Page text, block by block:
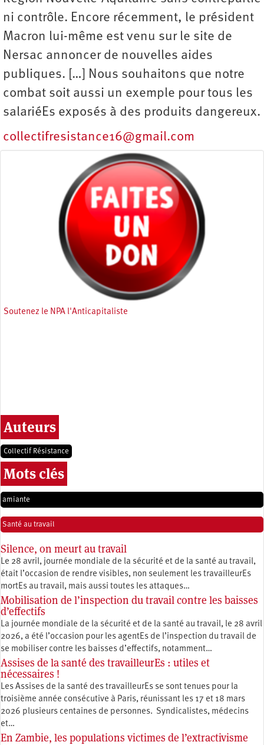
ni contrôle. Encore récemment, le président
Macron lui-même est venu sur le site de
Nersac annoncer de nouvelles aides
publiques. […] Nous souhaitons que notre
combat soit aussi un exemple pour tous les
salariéEs exposés à des produits dangereux.
collectifresistance16@gmail.com
Soutenez le NPA l'Anticapitaliste
Auteurs
Collectif Résistance
Mots clés
amiante
Santé au travail
Silence, on meurt au travail
Le 28 avril, journée mondiale de la sécurité et de la santé au travail,
était l’occasion de rendre visibles, non seulement les travailleurEs
mortEs au travail, mais aussi toutes les attaques…
Mobilisation de l’inspection du travail contre les baisses
d’effectifs
La journée mondiale de la sécurité et de la santé au travail, le 28 avril
2026, a été l’occasion pour les agentEs de l’inspection du travail de
se mobiliser contre les baisses d’effectifs, notamment…
Assises de la santé des travailleurEs : utiles et
nécessaires !
Les Assises de la santé des travailleurEs se sont tenues pour la
troisième année consécutive à Paris, réunissant les 17 et 18 mars
2026 plusieurs centaines de personnes. Syndicalistes, médecins
et…
En Zambie, les populations victimes de l’extractivisme